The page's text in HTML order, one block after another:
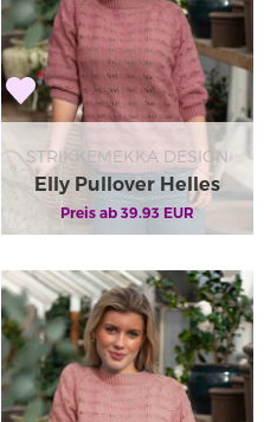
STRIKKEMEKKA DESIGN
Elly Pullover Helles
Lachsrosa
Preis ab 39.93 EUR